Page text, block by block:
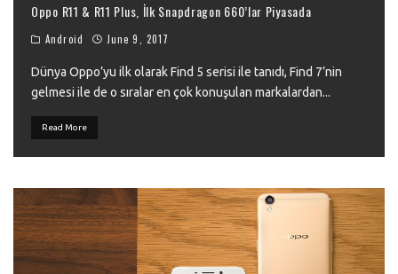
Oppo R11 & R11 Plus, İlk Snapdragon 660’lar Piyasada
Android June 9, 2017
Dünya Oppo’yu ilk olarak Find 5 serisi ile tanıdı, Find 7’nin
gelmesi ile de o sıralar en çok konuşulan markalardan...
Read More